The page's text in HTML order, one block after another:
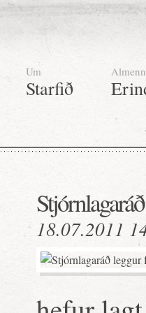
Um
Starfið
Almenn
18.07.2011